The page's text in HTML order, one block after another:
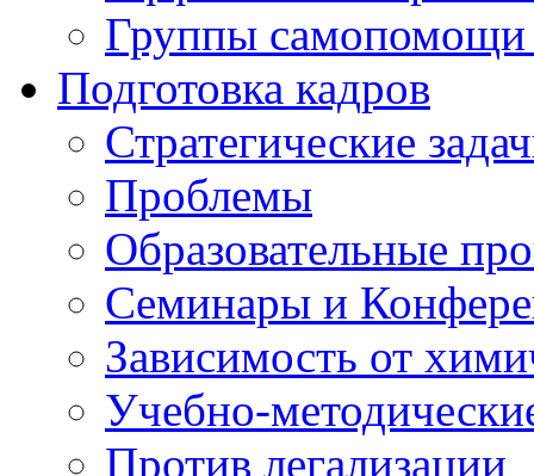
Группы самопомощи
Подготовка кадров
Стратегические
Проблемы
Образовательные
Семинары и
Зависимость от
Учебно-
Против легализации